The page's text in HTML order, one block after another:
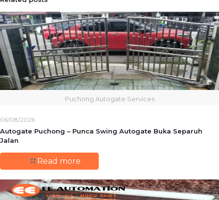
Puchong Autogate Services
06/08/2026
Autogate Puchong – Punca Swing Autogate Buka Separuh
Jalan
Read more